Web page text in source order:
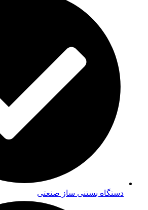
دستگاه بستنی ساز صنعتی